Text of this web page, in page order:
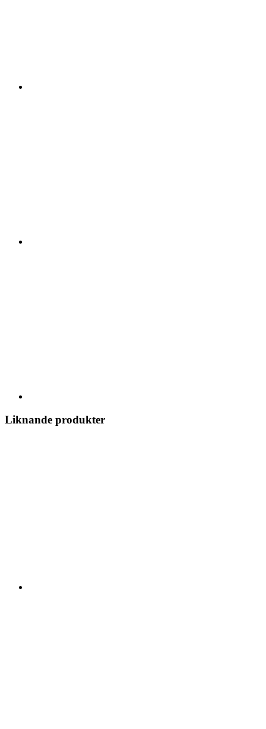
Liknande produkter